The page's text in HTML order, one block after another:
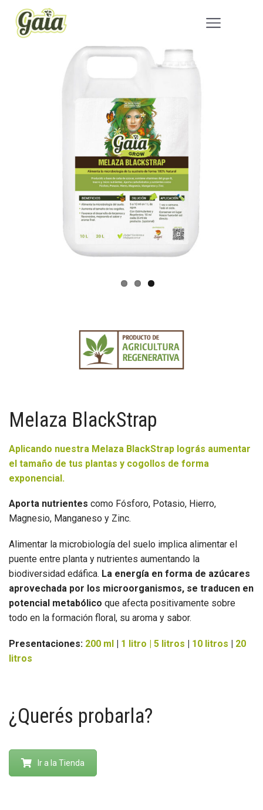
Melaza BlackStrap
Aplicando nuestra Melaza BlackStrap lográs aumentar
el tamaño de tus plantas y cogollos de forma
exponencial.
Aporta nutrientes como Fósforo, Potasio, Hierro,
Magnesio, Manganeso y Zinc.
Alimentar la microbiología del suelo implica alimentar el
puente entre planta y nutrientes aumentando la
biodiversidad edáfica. La energía en forma de azúcares
aprovechada por los microorganismos, se traducen en
potencial metabólico que afecta positivamente sobre
todo en la formación floral, su aroma y sabor.
Presentaciones: 200 ml | 1 litro | 5 litros | 10 litros | 20
litros
¿Querés probarla?
Ir a la Tienda